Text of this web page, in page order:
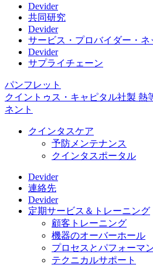
Devider
共同研究
Devider
サービス・プロバイダー・ネ
Devider
サプライチェーン
パンフレット
クイントゥス・キャピタル社製 熱
ネント
クインタスケア
予防メンテナンス
クインタスポータル
Devider
連絡先
Devider
定期サービス＆トレーニング
顧客トレーニング
機器のオーバーホール
プロセスとパフォーマ
テクニカルサポート